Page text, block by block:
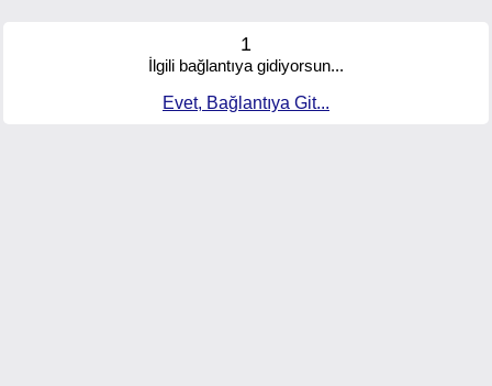
1
İlgili bağlantıya gidiyorsun...
Evet, Bağlantıya Git...